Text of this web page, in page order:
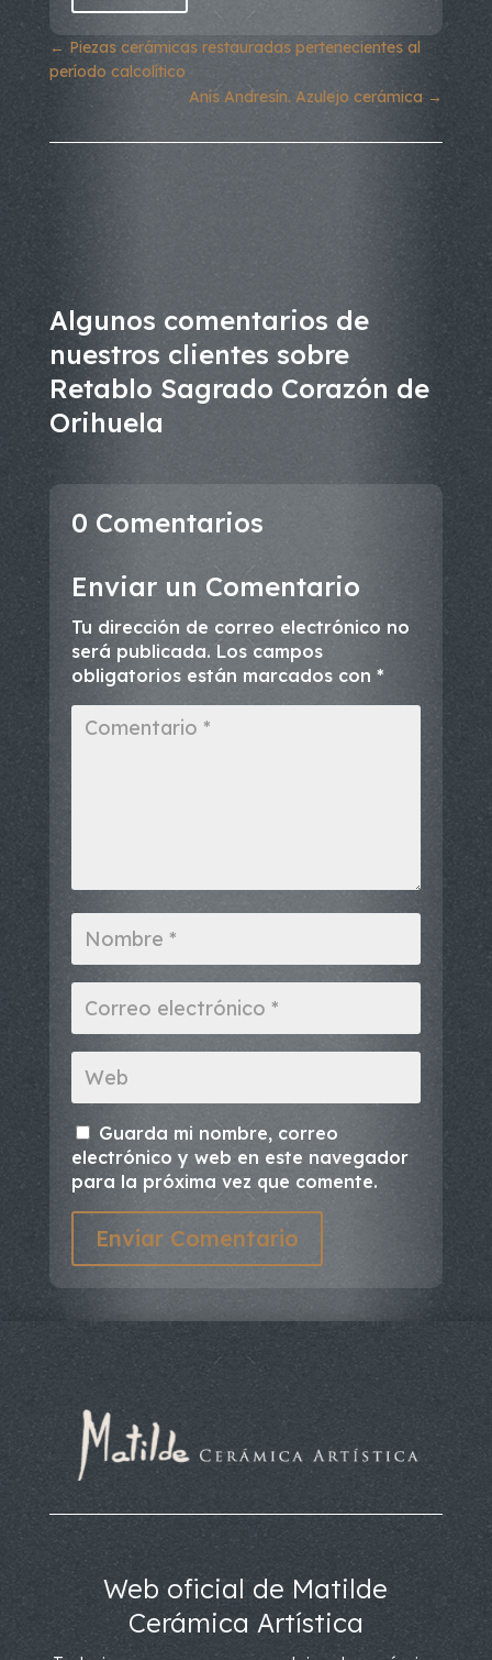
← Piezas cerámicas restauradas pertenecientes al
período calcolítico
Anís Andresín. Azulejo cerámica →
Algunos comentarios de
nuestros clientes sobre
Retablo Sagrado Corazón de
Orihuela
0 Comentarios
Enviar un Comentario
Tu dirección de correo electrónico no
será publicada. Los campos
obligatorios están marcados con *
Guarda mi nombre, correo
electrónico y web en este navegador
para la próxima vez que comente.
Enviar Comentario
Web oficial de Matilde
Cerámica Artística